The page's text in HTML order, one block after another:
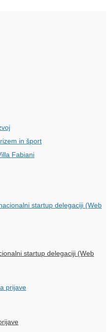
startup delegaciji (Web